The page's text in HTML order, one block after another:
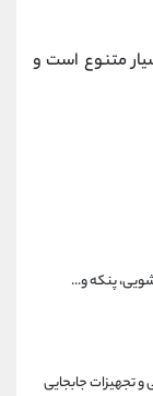
متنوع است و
پنکه و...
تجهیزات جابجایی